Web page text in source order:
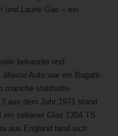
und Laune Gas – ein
bekannte und
älteste Auto war ein Bugatti-
manche statthafte
aus dem Jahr 1971 stand
ein seltener Glas 1304 TS
aus England fand sich